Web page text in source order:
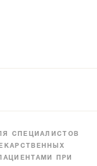
СПЕЦИАЛИСТОВ
ПРИ